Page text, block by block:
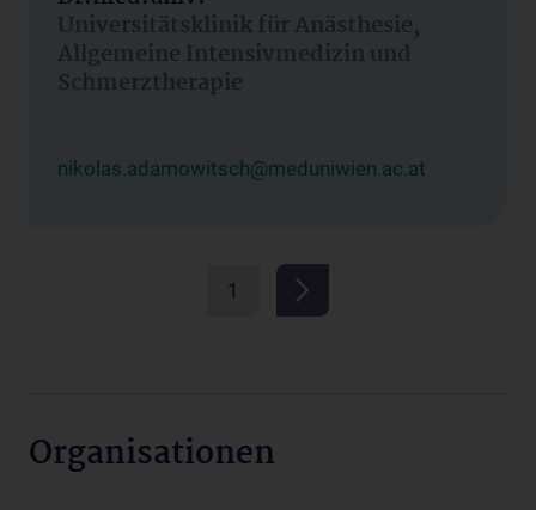
Universitätsklinik für Anästhesie,
Allgemeine Intensivmedizin und
Schmerztherapie
nikolas.adamowitsch@meduniwien.ac.at
1
Organisationen